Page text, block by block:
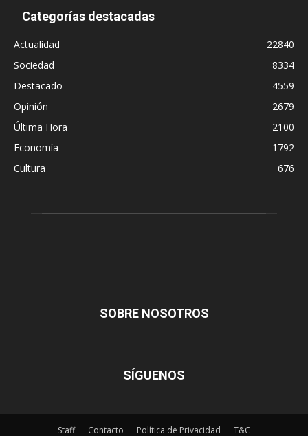
Categorías destacadas
Actualidad
22840
Sociedad
8334
Destacado
4559
Opinión
2679
Última Hora
2100
Economía
1792
Cultura
676
SOBRE NOSOTROS
SÍGUENOS
Staff Contacto Política de Privacidad T&C